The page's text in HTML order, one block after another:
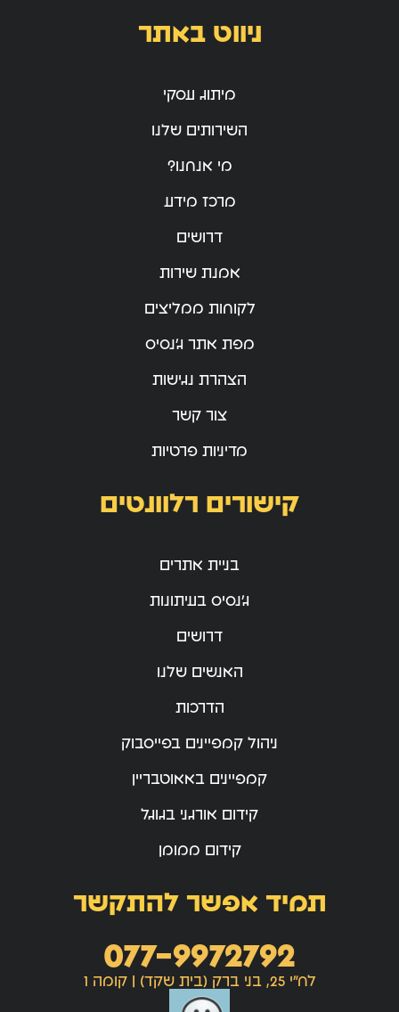
ניווט באתר
מיתוג עסקי
השירותים שלנו
מי אנחנו?
מרכז מידע
דרושים
אמנת שירות
לקוחות ממליצים
מפת אתר ג’נסיס
הצהרת נגישות
צור קשר
מדיניות פרטיות
קישורים רלוונטים
בניית אתרים
ג’נסיס בעיתונות
דרושים
האנשים שלנו
הדרכות
ניהול קמפיינים בפייסבוק
קמפיינים באאוטבריין
קידום אורגני בגוגל
קידום ממומן
תמיד אפשר להתקשר
077-9972792
לח"י 25, בני ברק (בית שקד) | קומה 1